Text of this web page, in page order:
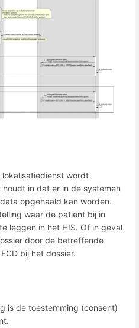
wordt
in dat er in de systemen
opgehaald kan worden.
waar de patient bij in
leggen in het HIS. Of in geval
door de betreffende
bij het dossier.
is de toestemming (consent)